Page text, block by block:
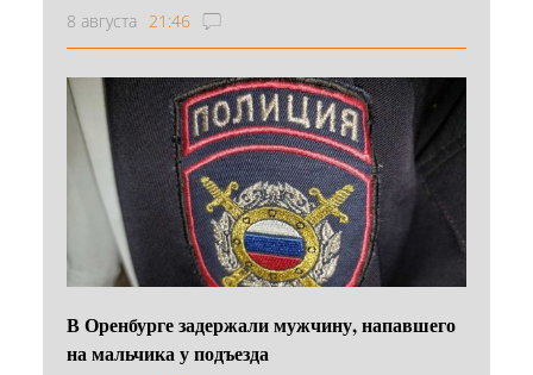
8 августа 21:46
В Оренбурге задержали мужчину, напавшего
на мальчика у подъезда